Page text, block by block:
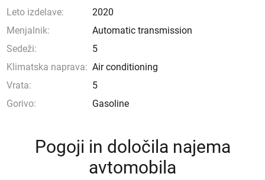
Leto izdelave:
2020
Menjalnik:
Automatic transmission
Sedeži:
5
Klimatska naprava: Air conditioning
Vrata:
5
Gorivo:
Gasoline
Pogoji in določila najema
avtomobila